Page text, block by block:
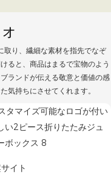
取り、繊細な素材を指先でなぞ
ると、商品はまるで宝物のよう
ランドが伝える敬意と価値の感
気持ちにさせてくれます。
イト